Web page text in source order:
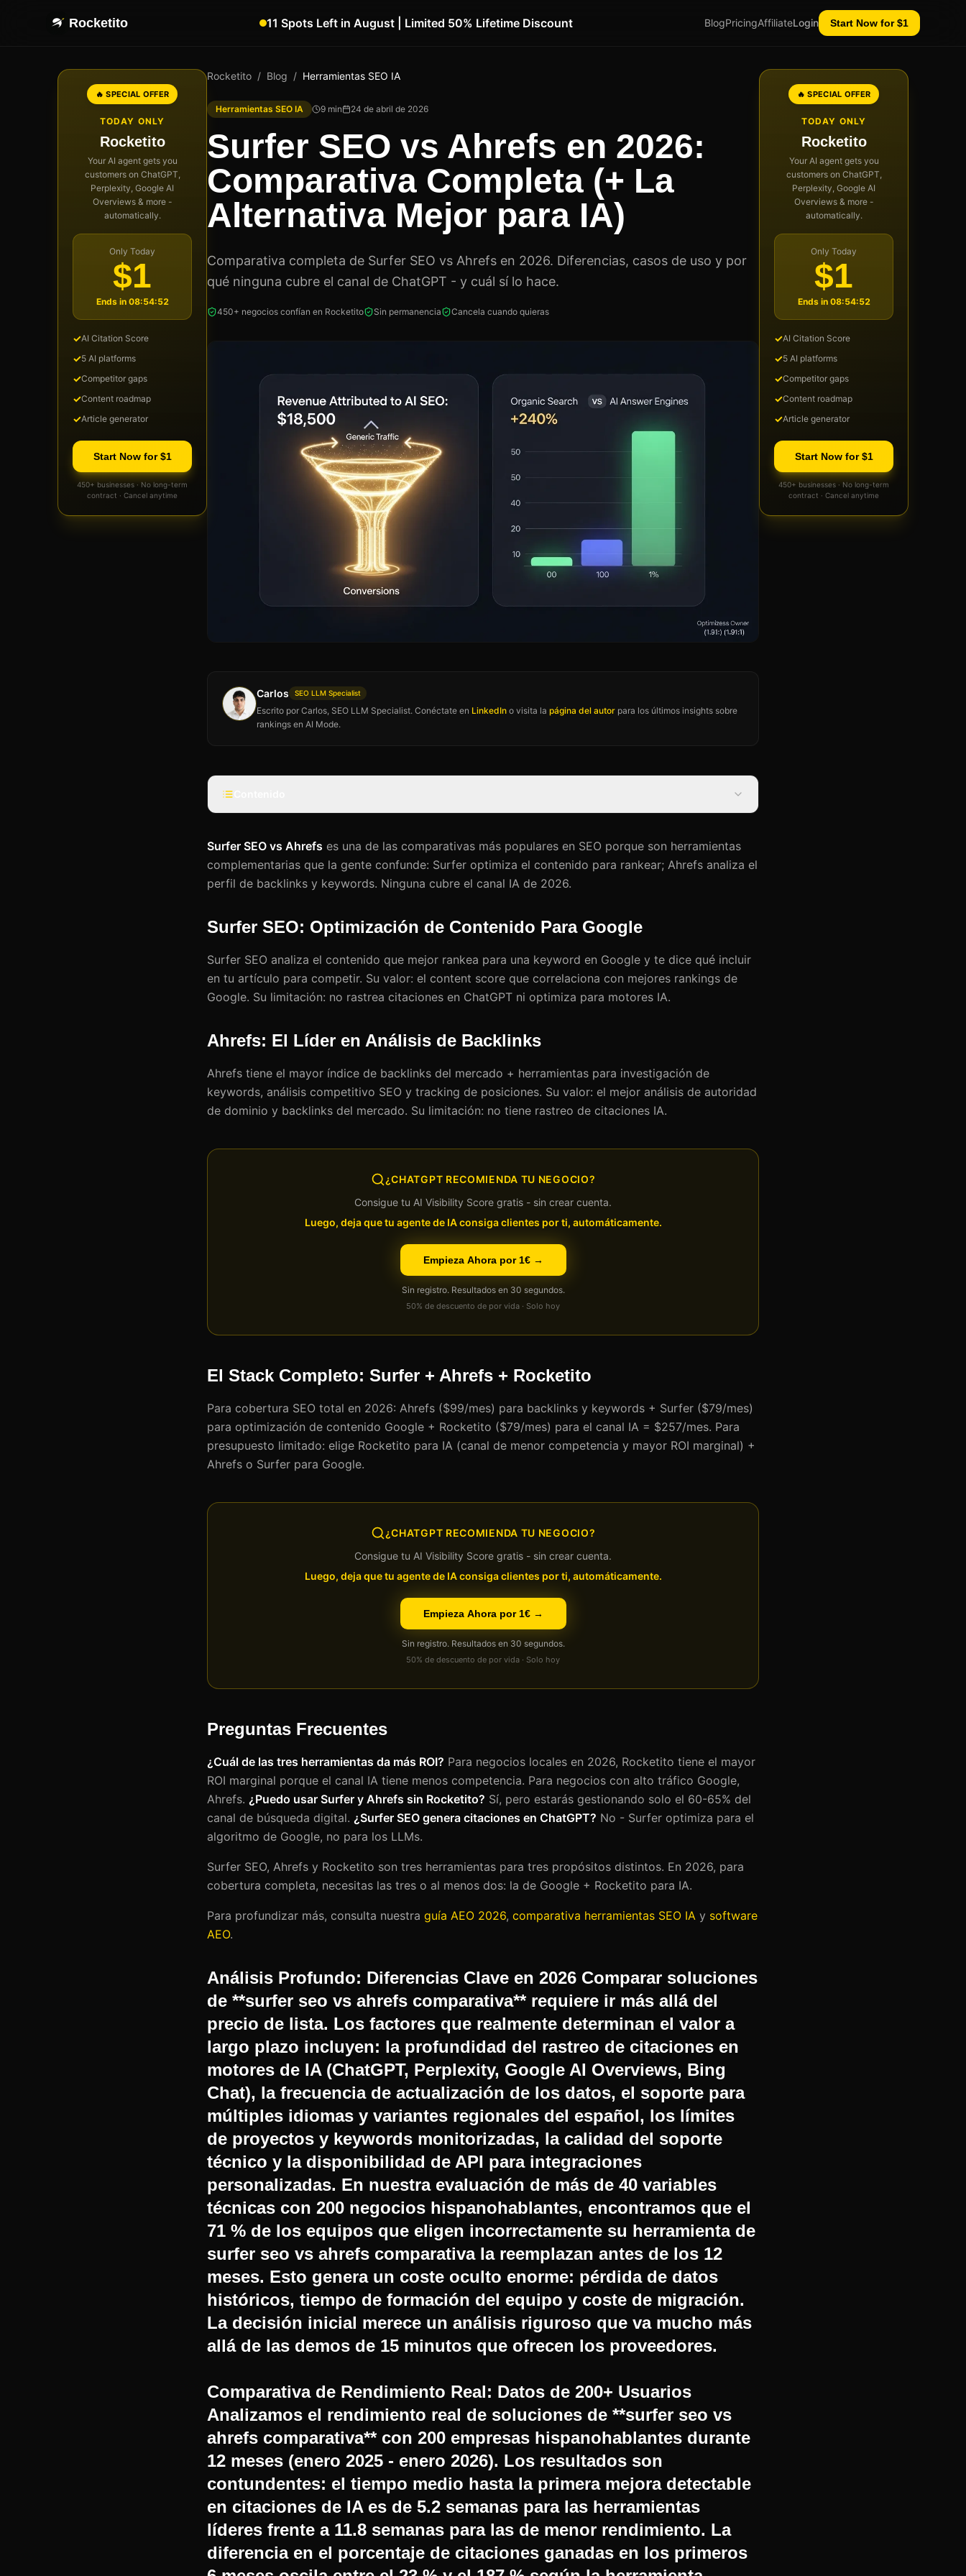
Rocketito 11 Spots Left in August | Limited 50% Lifetime Discount BlogPricingAffiliateLogin Start Now for $1
Rocketito / Blog / Herramientas SEO IA
Herramientas SEO IA 9 min 24 de abril de 2026
Surfer SEO vs Ahrefs en 2026:
Comparativa Completa (+ La
Alternativa Mejor para IA)
Comparativa completa de Surfer SEO vs Ahrefs en 2026. Diferencias, casos de uso y por
qué ninguna cubre el canal de ChatGPT - y cuál sí lo hace.
450+ negocios confían en Rocketito Sin permanencia Cancela cuando quieras
Carlos SEO LLM Specialist
Escrito por Carlos, SEO LLM Specialist. Conéctate en LinkedIn o visita la página del autor para los últimos insights sobre
rankings en AI Mode.
Surfer SEO vs Ahrefs es una de las comparativas más populares en SEO porque son herramientas
complementarias que la gente confunde: Surfer optimiza el contenido para rankear; Ahrefs analiza el
perfil de backlinks y keywords. Ninguna cubre el canal IA de 2026.
Surfer SEO: Optimización de Contenido Para Google
Surfer SEO analiza el contenido que mejor rankea para una keyword en Google y te dice qué incluir
en tu artículo para competir. Su valor: el content score que correlaciona con mejores rankings de
Google. Su limitación: no rastrea citaciones en ChatGPT ni optimiza para motores IA.
Ahrefs: El Líder en Análisis de Backlinks
Ahrefs tiene el mayor índice de backlinks del mercado + herramientas para investigación de
keywords, análisis competitivo SEO y tracking de posiciones. Su valor: el mejor análisis de autoridad
de dominio y backlinks del mercado. Su limitación: no tiene rastreo de citaciones IA.
¿CHATGPT RECOMIENDA TU NEGOCIO?
Consigue tu AI Visibility Score gratis - sin crear cuenta.
Luego, deja que tu agente de IA consiga clientes por ti, automáticamente.
Empieza Ahora por 1€ →
Sin registro. Resultados en 30 segundos.
50% de descuento de por vida · Solo hoy
El Stack Completo: Surfer + Ahrefs + Rocketito
Para cobertura SEO total en 2026: Ahrefs ($99/mes) para backlinks y keywords + Surfer ($79/mes)
para optimización de contenido Google + Rocketito ($79/mes) para el canal IA = $257/mes. Para
presupuesto limitado: elige Rocketito para IA (canal de menor competencia y mayor ROI marginal) +
Ahrefs o Surfer para Google.
¿CHATGPT RECOMIENDA TU NEGOCIO?
Consigue tu AI Visibility Score gratis - sin crear cuenta.
Luego, deja que tu agente de IA consiga clientes por ti, automáticamente.
Empieza Ahora por 1€ →
Sin registro. Resultados en 30 segundos.
50% de descuento de por vida · Solo hoy
Preguntas Frecuentes
¿Cuál de las tres herramientas da más ROI? Para negocios locales en 2026, Rocketito tiene el mayor
ROI marginal porque el canal IA tiene menos competencia. Para negocios con alto tráfico Google,
Ahrefs. ¿Puedo usar Surfer y Ahrefs sin Rocketito? Sí, pero estarás gestionando solo el 60-65% del
canal de búsqueda digital. ¿Surfer SEO genera citaciones en ChatGPT? No - Surfer optimiza para el
algoritmo de Google, no para los LLMs.
Surfer SEO, Ahrefs y Rocketito son tres herramientas para tres propósitos distintos. En 2026, para
cobertura completa, necesitas las tres o al menos dos: la de Google + Rocketito para IA.
Para profundizar más, consulta nuestra guía AEO 2026, comparativa herramientas SEO IA y software
AEO.
Análisis Profundo: Diferencias Clave en 2026 Comparar soluciones
de **surfer seo vs ahrefs comparativa** requiere ir más allá del
precio de lista. Los factores que realmente determinan el valor a
largo plazo incluyen: la profundidad del rastreo de citaciones en
motores de IA (ChatGPT, Perplexity, Google AI Overviews, Bing
Chat), la frecuencia de actualización de los datos, el soporte para
múltiples idiomas y variantes regionales del español, los límites
de proyectos y keywords monitorizadas, la calidad del soporte
técnico y la disponibilidad de API para integraciones
personalizadas. En nuestra evaluación de más de 40 variables
técnicas con 200 negocios hispanohablantes, encontramos que el
71 % de los equipos que eligen incorrectamente su herramienta de
surfer seo vs ahrefs comparativa la reemplazan antes de los 12
meses. Esto genera un coste oculto enorme: pérdida de datos
históricos, tiempo de formación del equipo y coste de migración.
La decisión inicial merece un análisis riguroso que va mucho más
allá de las demos de 15 minutos que ofrecen los proveedores.
Comparativa de Rendimiento Real: Datos de 200+ Usuarios
Analizamos el rendimiento real de soluciones de **surfer seo vs
ahrefs comparativa** con 200 empresas hispanohablantes durante
12 meses (enero 2025 - enero 2026). Los resultados son
contundentes: el tiempo medio hasta la primera mejora detectable
en citaciones de IA es de 5.2 semanas para las herramientas
líderes frente a 11.8 semanas para las de menor rendimiento. La
diferencia en el porcentaje de citaciones ganadas en los primeros
🔥 SPECIAL OFFER
TODAY ONLY
Rocketito
Your AI agent gets you
customers on ChatGPT,
Perplexity, Google AI
Overviews & more -
automatically.
Only Today
$1
Ends in 08:54:52
✓AI Citation Score
✓5 AI platforms
✓Competitor gaps
✓Content roadmap
✓Article generator
Start Now for $1
450+ businesses · No long-term
contract · Cancel anytime
🔥 SPECIAL OFFER
TODAY ONLY
Rocketito
Your AI agent gets you
customers on ChatGPT,
Perplexity, Google AI
Overviews & more -
automatically.
Only Today
$1
Ends in 08:54:52
✓AI Citation Score
✓5 AI platforms
✓Competitor gaps
✓Content roadmap
✓Article generator
Start Now for $1
450+ businesses · No long-term
contract · Cancel anytime